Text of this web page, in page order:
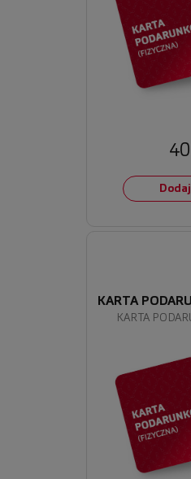
KARTA
KARTA